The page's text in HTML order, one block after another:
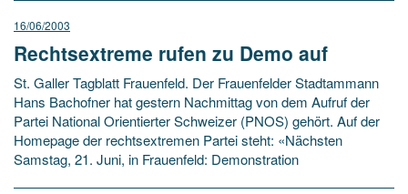
16/06/2003
Rechtsextreme rufen zu Demo auf
St. Galler Tagblatt Frauenfeld. Der Frauenfelder Stadtammann
Hans Bachofner hat gestern Nachmittag von dem Aufruf der
Partei National Orientierter Schweizer (PNOS) gehört. Auf der
Homepage der rechtsextremen Partei steht: «Nächsten
Samstag, 21. Juni, in Frauenfeld: Demonstration